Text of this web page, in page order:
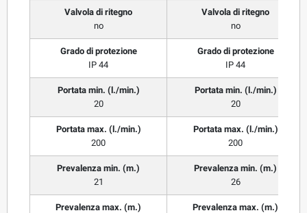
Valvola di ritegno
no
Valvola di ritegno
no
Grado di protezione
IP 44
Grado di protezione
IP 44
Portata min. (l./min.)
20
Portata min. (l./min.)
20
Portata max. (l./min.)
200
Portata max. (l./min.)
200
Prevalenza min. (m.)
21
Prevalenza min. (m.)
26
Prevalenza max. (m.)
Prevalenza max. (m.)